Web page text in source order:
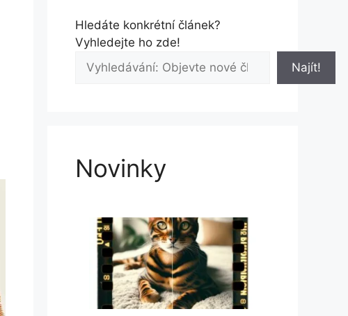
Hledáte konkrétní článek?
Vyhledejte ho zde!
Najít!
Novinky